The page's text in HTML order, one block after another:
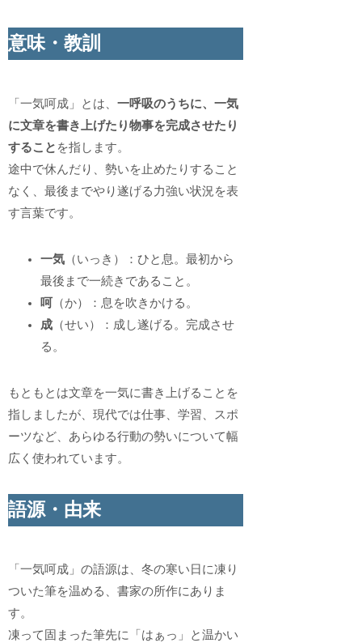
意味・教訓
「一気呵成」とは、一呼吸のうちに、一気
に文章を書き上げたり物事を完成させたり
すること を指します。
途中で休んだり、勢いを止めたりすること
なく、最後までやり遂げる力強い状況を表
す言葉です。
一気 （いっき）：ひと息。最初から
最後まで一続きであること。
呵 （か）：息を吹きかける。
成 （せい）：成し遂げる。完成させ
る。
もともとは文章を一気に書き上げることを
指しましたが、現代では仕事、学習、スポ
ーツなど、あらゆる行動の勢いについて幅
広く使われています。
語源・由来
「一気呵成」の語源は、冬の寒い日に凍り
ついた筆を温める、書家の所作にありま
す。
凍って固まった筆先に「はぁっ」と温かい